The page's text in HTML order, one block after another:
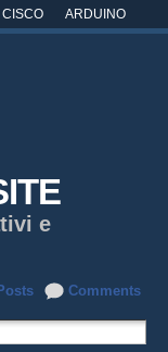
CISCO ARDUINO
e
Comments
Posts